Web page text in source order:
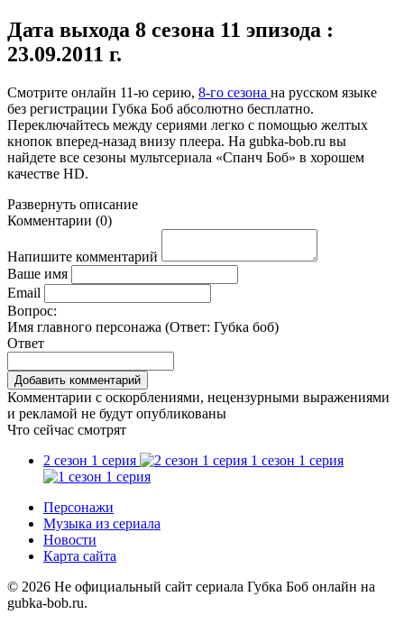
Дата выхода 8 сезона 11 эпизода :
23.09.2011 г.
Смотрите онлайн 11-ю серию, 8-го сезона на русском языке
без регистрации Губка Боб абсолютно бесплатно.
Переключайтесь между сериями легко с помощью желтых
кнопок вперед-назад внизу плеера. На gubka-bob.ru вы
найдете все сезоны мультсериала «Спанч Боб» в хорошем
качестве HD.
Развернуть описание
Комментарии (0)
Напишите комментарий
Ваше имя
Email
Вопрос:
Имя главного персонажа (Ответ: Губка боб)
Ответ
Комментарии с оскорблениями, нецензурными выражениями
и рекламой не будут опубликованы
Что сейчас смотрят
2 сезон 1 серия
1 сезон 1 серия
Персонажи
Музыка из сериала
Новости
Карта сайта
© 2026 Не официальный сайт сериала Губка Боб онлайн на
gubka-bob.ru.